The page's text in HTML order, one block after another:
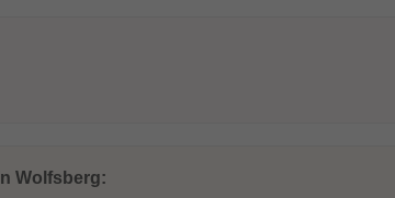
Wolfsberg: